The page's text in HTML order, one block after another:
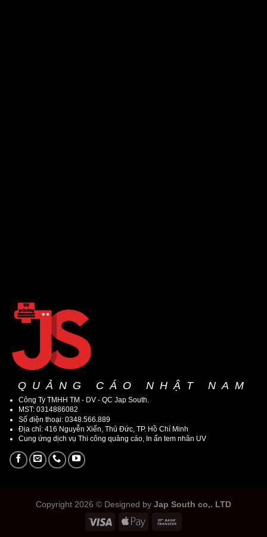
QUẢNG CÁO NHẬT NAM
Công Ty TMHH TM - DV - QC Jap South.
MST: 0314886082
Số điện thoại: 0348.566.889
Địa chỉ: 416 Nguyễn Xiển, Thủ Đức, TP. Hồ Chí Minh
Cung ứng dịch vụ Thi công quảng cáo, In ấn tem nhãn UV
Copyright 2026 © Designed by Jap South co,. LTD